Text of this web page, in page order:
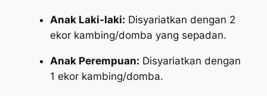
Anak Laki-laki: Disyariatkan dengan 2
ekor kambing/domba yang sepadan.
Anak Perempuan: Disyariatkan dengan
1 ekor kambing/domba.